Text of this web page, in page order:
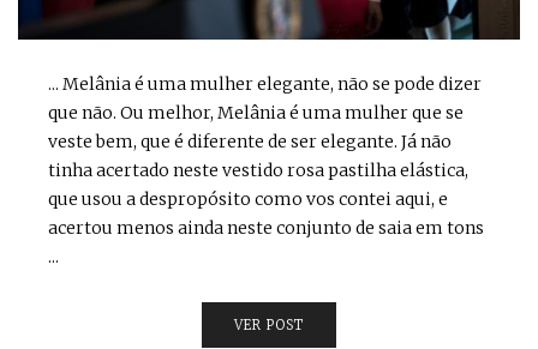
... Melânia é uma mulher elegante, não se pode dizer
que não. Ou melhor, Melânia é uma mulher que se
veste bem, que é diferente de ser elegante. Já não
tinha acertado neste vestido rosa pastilha elástica,
que usou a despropósito como vos contei aqui, e
acertou menos ainda neste conjunto de saia em tons
...
VER POST